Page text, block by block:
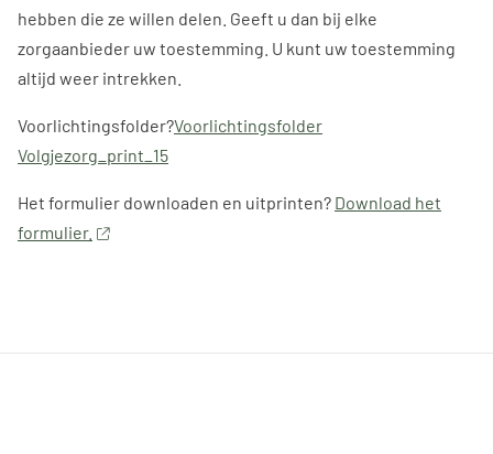
hebben die ze willen delen. Geeft u dan bij elke
zorgaanbieder uw toestemming. U kunt uw toestemming
altijd weer intrekken.
Voorlichtingsfolder?Voorlichtingsfolder
Volgjezorg_print_15
Het formulier downloaden en uitprinten? Download het
formulier.